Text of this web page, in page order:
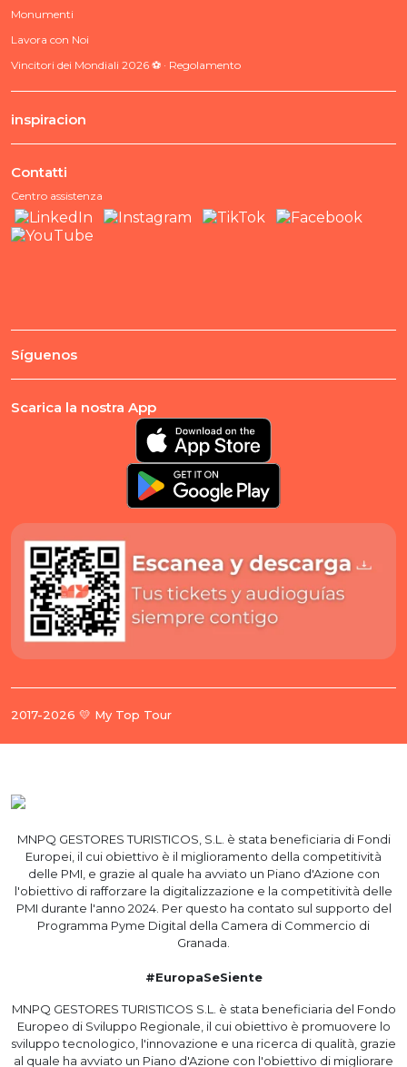
Monumenti
Lavora con Noi
Vincitori dei Mondiali 2026 ⚽ · Regolamento
inspiracion
Contatti
Centro assistenza
Síguenos
Scarica la nostra App
2017-2026 💛 My Top Tour
MNPQ GESTORES TURISTICOS, S.L. è stata beneficiaria di Fondi
Europei, il cui obiettivo è il miglioramento della competitività
delle PMI, e grazie al quale ha avviato un Piano d'Azione con
l'obiettivo di rafforzare la digitalizzazione e la competitività delle
PMI durante l'anno 2024. Per questo ha contato sul supporto del
Programma Pyme Digital della Camera di Commercio di
Granada.
#EuropaSeSiente
MNPQ GESTORES TURISTICOS S.L. è stata beneficiaria del Fondo
Europeo di Sviluppo Regionale, il cui obiettivo è promuovere lo
sviluppo tecnologico, l'innovazione e una ricerca di qualità, grazie
al quale ha avviato un Piano d'Azione con l'obiettivo di migliorare